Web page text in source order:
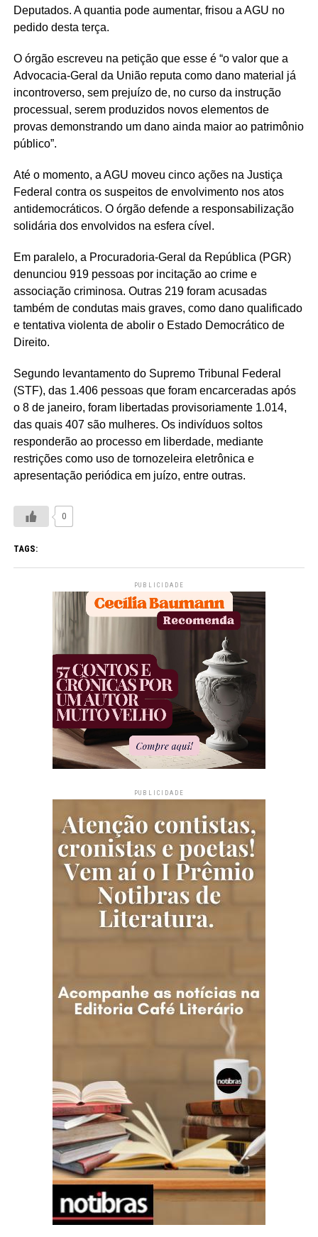
Deputados. A quantia pode aumentar, frisou a AGU no
pedido desta terça.
O órgão escreveu na petição que esse é “o valor que a
Advocacia-Geral da União reputa como dano material já
incontroverso, sem prejuízo de, no curso da instrução
processual, serem produzidos novos elementos de
provas demonstrando um dano ainda maior ao patrimônio
público”.
Até o momento, a AGU moveu cinco ações na Justiça
Federal contra os suspeitos de envolvimento nos atos
antidemocráticos. O órgão defende a responsabilização
solidária dos envolvidos na esfera cível.
Em paralelo, a Procuradoria-Geral da República (PGR)
denunciou 919 pessoas por incitação ao crime e
associação criminosa. Outras 219 foram acusadas
também de condutas mais graves, como dano qualificado
e tentativa violenta de abolir o Estado Democrático de
Direito.
Segundo levantamento do Supremo Tribunal Federal
(STF), das 1.406 pessoas que foram encarceradas após
o 8 de janeiro, foram libertadas provisoriamente 1.014,
das quais 407 são mulheres. Os indivíduos soltos
responderão ao processo em liberdade, mediante
restrições como uso de tornozeleira eletrônica e
apresentação periódica em juízo, entre outras.
0
TAGS:
PUBLICIDADE
PUBLICIDADE